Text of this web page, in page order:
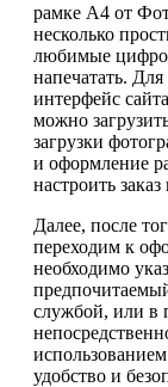
рамке А4 от
несколько
любимые
напечатать.
интерфейс
можно
загрузки
и оформление
настроить
Далее, после
переходим к
необходимо
службой, или в
удобство и